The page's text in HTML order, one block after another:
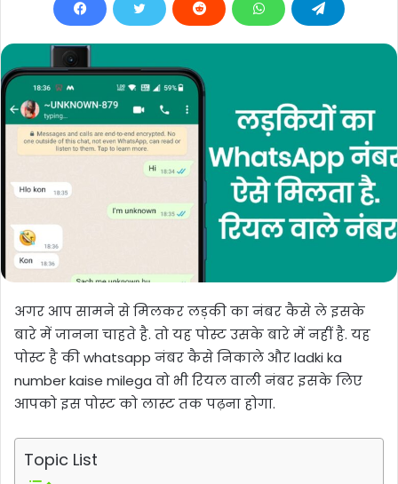
अगर आप सामने से मिलकर लड़की का नंबर कैसे ले इसके
बारे में जानना चाहते है. तो यह पोस्ट उसके बारे में नहीं है. यह
पोस्ट है की whatsapp नंबर कैसे निकाले और ladki ka
number kaise milega वो भी रियल वाली नंबर इसके लिए
आपको इस पोस्ट को लास्ट तक पढ़ना होगा.
Topic List